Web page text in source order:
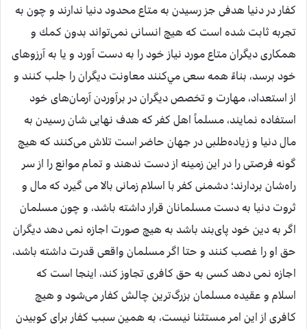
كفار در دنيا هدفی جز رسيدن به متاع محدود دنيا ندارند و چون به
تجربه ثابت شده است كه هيچ انسانی نمی‌تواند بدون كمك و
همكاری ديگران متاع مورد نياز خود را به دست آورد و يا به آرزوهای
خود برسد، بناءً همه سعی مي‌كنند معاونت ديگران را جلب كنند و
از استعداد، مهارت و تخصص ديگران در برآوردن آرمان‌های خود
استفاده نمايند، مسلماً اهل كفر كه هدف نهايی شان رسيدن به
مال دنيا و زياده‌طلبی در جهان حاضر است تلاش می‌كنند كه هيچ
گونه فرصتی را در اين زمينه از دست ندهند و تمام موانع را از سر
راه‌شان بردارند؛ دشمنی كفر با اسلام زمانی بالا می گيرد كه مال و
ثروت دنيا به دست مسلمانان قرار داشته باشد، و چون مسلمان
اگر به دين خود پای‌بند باشد به هيچ صورت اجازه نمی دهد ديگران
حق او را غصب كنند و حتا اگر مسلمان واقعی قدرت داشته باشد،
اجازه نمی دهد كسی به حق كافری تجاوز كند، اينجا است كه
اسلام و عقيده مسلمان بزرگ‌ترين چالش كفار می‌شود و هيچ
كافری از اين امر مستثنا نيست، به همين سبب كفار برای كوبيدن